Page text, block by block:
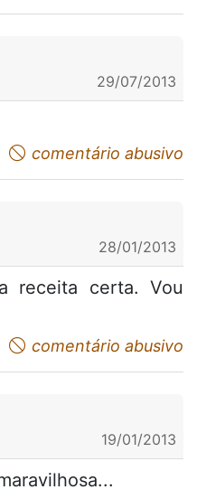
29/07/2013
comentário abusivo
28/01/2013
receita certa. Vou
comentário abusivo
19/01/2013